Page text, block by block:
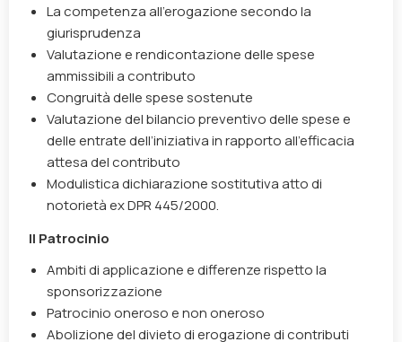
La competenza all’erogazione secondo la
giurisprudenza
Valutazione e rendicontazione delle spese
ammissibili a contributo
Congruità delle spese sostenute
Valutazione del bilancio preventivo delle spese e
delle entrate dell’iniziativa in rapporto all’efficacia
attesa del contributo
Modulistica dichiarazione sostitutiva atto di
notorietà ex DPR 445/2000.
Il Patrocinio
Ambiti di applicazione e differenze rispetto la
sponsorizzazione
Patrocinio oneroso e non oneroso
Abolizione del divieto di erogazione di contributi